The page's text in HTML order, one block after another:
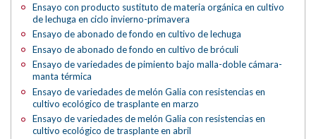
Ensayo con producto sustituto de materia orgánica en cultivo
de lechuga en ciclo invierno-primavera
Ensayo de abonado de fondo en cultivo de lechuga
Ensayo de abonado de fondo en cultivo de bróculi
Ensayo de variedades de pimiento bajo malla-doble cámara-
manta térmica
Ensayo de variedades de melón Galia con resistencias en
cultivo ecológico de trasplante en marzo
Ensayo de variedades de melón Galia con resistencias en
cultivo ecológico de trasplante en abril